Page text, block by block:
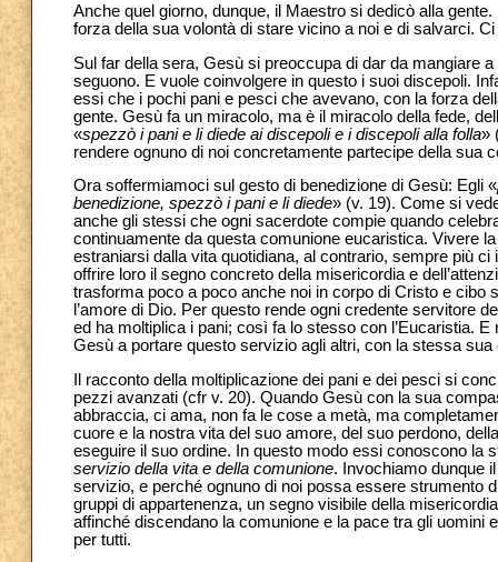
Anche quel giorno, dunque, il Maestro si dedicò alla
forza della sua volontà di stare vicino a noi e di salvarci.
Sul far della sera, Gesù si preoccupa di dar da mangiare
seguono. E vuole coinvolgere in questo i suoi discepoli.
essi che i pochi pani e pesci che avevano, con la forza
gente. Gesù fa un miracolo, ma è il miracolo della fede,
«spezzò i pani e li diede ai discepoli e i discepoli alla folla»
rendere ognuno di noi concretamente partecipe della sua
Ora soffermiamoci sul gesto di benedizione di Gesù: Egli «
benedizione, spezzò i pani e li diede» (v. 19). Come si
anche gli stessi che ogni sacerdote compie quando
continuamente da questa comunione eucaristica. Vivere
estraniarsi dalla vita quotidiana, al contrario, sempre più
offrire loro il segno concreto della misericordia e
trasforma poco a poco anche noi in corpo di Cristo e cibo
l’amore di Dio. Per questo rende ogni credente servitore
ed ha moltiplica i pani; così fa lo stesso con l’Eucaristia.
Gesù a portare questo servizio agli altri, con la stessa
Il racconto della moltiplicazione dei pani e dei pesci si
pezzi avanzati (cfr v. 20). Quando Gesù con la sua
abbraccia, ci ama, non fa le cose a metà, ma
cuore e la nostra vita del suo amore, del suo perdono,
eseguire il suo ordine. In questo modo essi conoscono la
servizio della vita e della comunione. Invochiamo dunque
servizio, e perché ognuno di noi possa essere strumento
gruppi di appartenenza, un segno visibile della
affinché discendano la comunione e la pace tra gli
per tutti.